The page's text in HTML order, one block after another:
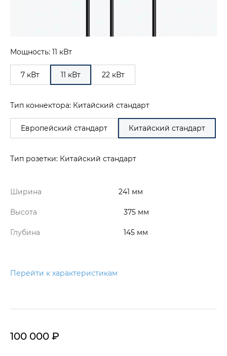
Мощность: 11 кВт
7 кВт 11 кВт 22 кВт
Тип коннектора: Китайский стандарт
Европейский стандарт Китайский стандарт
Тип розетки: Китайский стандарт
Ширина 241 мм
Высота 375 мм
Глубина 145 мм
Перейти к характеристикам
100 000 ₽